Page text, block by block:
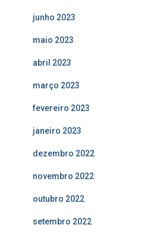
junho 2023
maio 2023
abril 2023
março 2023
fevereiro 2023
janeiro 2023
dezembro 2022
novembro 2022
outubro 2022
setembro 2022